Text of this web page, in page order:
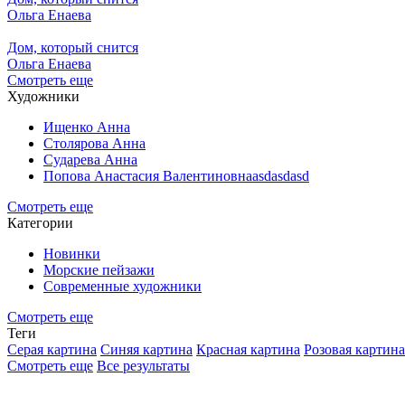
Ольга Енаева
Дом, который снится
Ольга Енаева
Смотреть еще
Художники
Ищенко Анна
Столярова Анна
Сударева Анна
Попова Анастасия Валентиновнаasdasdasd
Смотреть еще
Категории
Новинки
Морские пейзажи
Современные художники
Смотреть еще
Теги
Серая картина Синяя картина Красная картина Розовая картина
Смотреть еще Все результаты